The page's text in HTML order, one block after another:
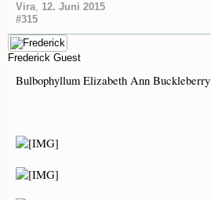
Vira, 12. Juni 2015
#315
Frederick Guest
Bulbophyllum Elizabeth Ann Buckleberry